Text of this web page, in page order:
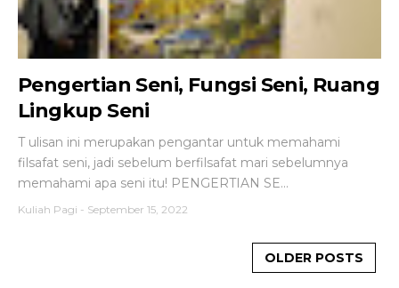
Pengertian Seni, Fungsi Seni, Ruang
Lingkup Seni
T ulisan ini merupakan pengantar untuk memahami
filsafat seni, jadi sebelum berfilsafat mari sebelumnya
memahami apa seni itu! PENGERTIAN SE...
Kuliah Pagi - September 15, 2022
OLDER POSTS